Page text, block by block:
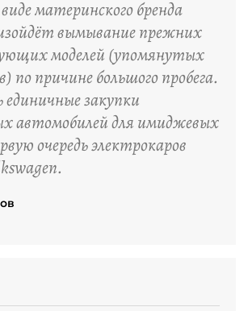
материнского бренда
вымывание прежних
моделей (упомянутых
по причине большого пробега.
закупки
автомобилей для имиджевых
очередь электрокаров